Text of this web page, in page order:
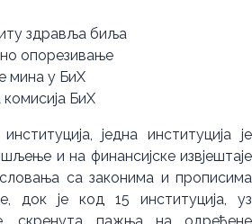
здравља биља
опорезивање
мина у БиХ
БиХ
једна институција је
и на финансијске извјештаје
са законима и прописима
док је код 15 институција, уз
скренута пажња на одређене